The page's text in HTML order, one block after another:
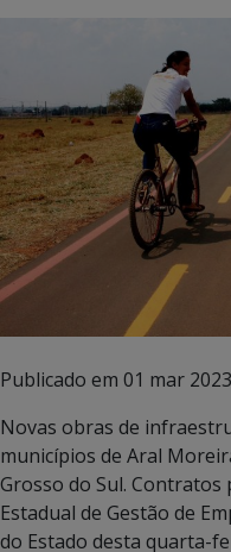
Publicado em 01 mar 2023
Novas obras de
municípios de Aral
Grosso do Sul. Contratos
Estadual de Gestão de
do Estado desta quarta-